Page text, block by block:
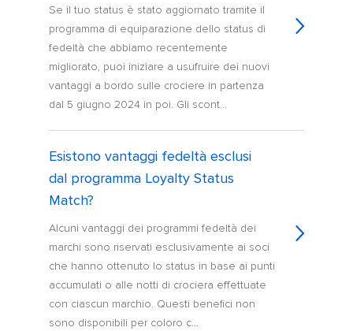
Se il tuo status è stato aggiornato tramite il
programma di equiparazione dello status di
fedeltà che abbiamo recentemente
migliorato, puoi iniziare a usufruire dei nuovi
vantaggi a bordo sulle crociere in partenza
dal 5 giugno 2024 in poi. Gli scont...
Esistono vantaggi fedeltà esclusi
dal programma Loyalty Status
Match?
Alcuni vantaggi dei programmi fedeltà dei
marchi sono riservati esclusivamente ai soci
che hanno ottenuto lo status in base ai punti
accumulati o alle notti di crociera effettuate
con ciascun marchio. Questi benefici non
sono disponibili per coloro c...